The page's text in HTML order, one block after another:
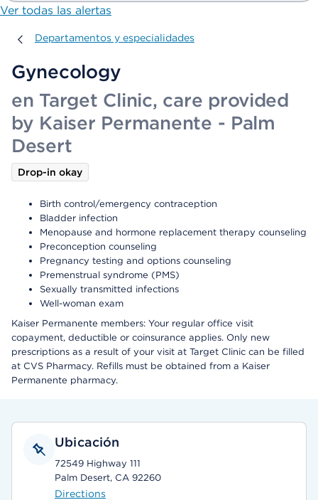
Ver todas las alertas
Departamentos y especialidades
Departamentos y especialidades
Gynecology
en Target Clinic, care provided
by Kaiser Permanente - Palm
Desert
Drop-in okay
Birth control/emergency contraception
Bladder infection
Menopause and hormone replacement therapy counseling
Preconception counseling
Pregnancy testing and options counseling
Premenstrual syndrome (PMS)
Sexually transmitted infections
Well-woman exam
Kaiser Permanente members: Your regular office visit
copayment, deductible or coinsurance applies. Only new
prescriptions as a result of your visit at Target Clinic can be filled
at CVS Pharmacy. Refills must be obtained from a Kaiser
Permanente pharmacy.
Ubicación
72549 Highway 111
Palm Desert, CA 92260
Directions